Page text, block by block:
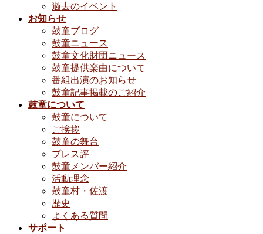
過去のイベント
お知らせ
鼓童ブログ
鼓童ニュース
鼓童文化財団ニュース
鼓童提供楽曲について
番組出演のお知らせ
鼓童記事掲載のご紹介
鼓童について
鼓童について
ご挨拶
鼓童の舞台
プレス評
鼓童メンバー紹介
活動理念
鼓童村・佐渡
歴史
よくある質問
サポート